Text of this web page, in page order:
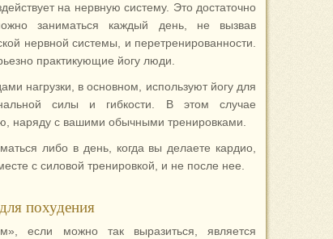
на нервную систему. Это достаточно
заниматься каждый день, не вызвав
нервной системы, и перетренированности.
практикующие йогу люди.
нагрузки, в основном, используют йогу для
силы и гибкости. В этом случае
наряду с вашими обычными тренировками.
либо в день, когда вы делаете кардио,
с силовой тренировкой, и не после нее.
похудения
если можно так выразиться, является